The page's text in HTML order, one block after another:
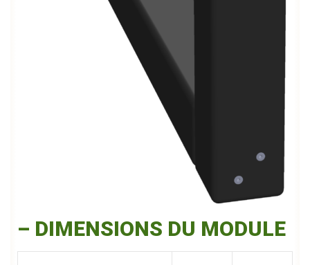
– DIMENSIONS DU MODULE